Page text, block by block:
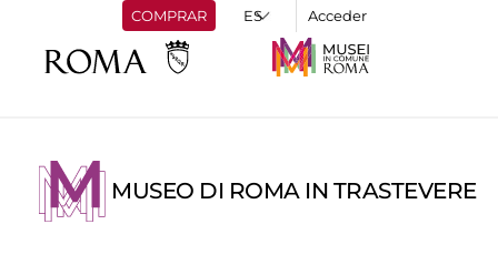
COMPRAR Acceder
MUSEO DI ROMA IN TRASTEVERE